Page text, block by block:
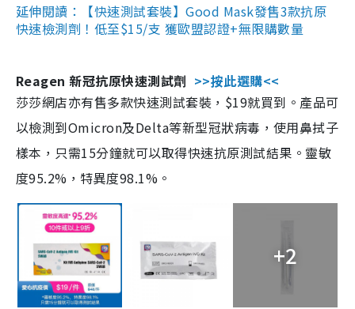
延伸閱讀：【快速測試套裝】Good Mask發售3款抗原
快速檢測劑！低至$15/支 獲歐盟認證+無限購數量
Reagen 新冠抗原快速測試劑 >>按此選購<<
莎莎網店亦有售多款快速測試套裝，$19就買到。產品可
以檢測到Omicron及Delta等新型冠狀病毒，使用鼻拭子
樣本，只需15分鐘就可以取得快速抗原測試結果。靈敏
度95.2%，特異度98.1%。
+2